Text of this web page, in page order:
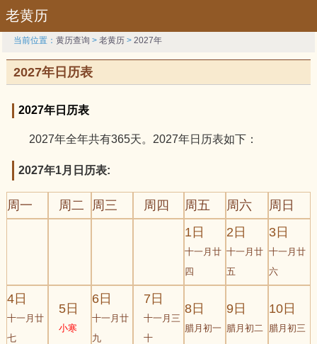
老黄历
当前位置：黄历查询 >老黄历 >2027年
2027年日历表
2027年日历表
2027年全年共有365天。2027年日历表如下：
2027年1月日历表:
周一 周二 周三 周四 周五 周六
周日
1日
十一月廿
四
2日
十一月廿
五
3日
十一月廿
六
4日
十一月廿
七
5日
小寒
6日
十一月廿
九
7日
十一月三
十
8日
腊月初一
9日
腊月初二
10日
腊月初三